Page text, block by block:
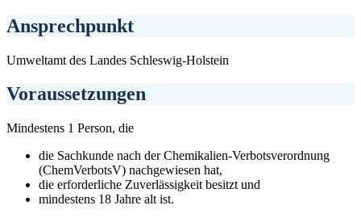
Ansprechpunkt
Umweltamt des Landes Schleswig-Holstein
Voraussetzungen
Mindestens 1 Person, die
die Sachkunde nach der Chemikalien-Verbotsverordnung
(ChemVerbotsV) nachgewiesen hat,
die erforderliche Zuverlässigkeit besitzt und
mindestens 18 Jahre alt ist.